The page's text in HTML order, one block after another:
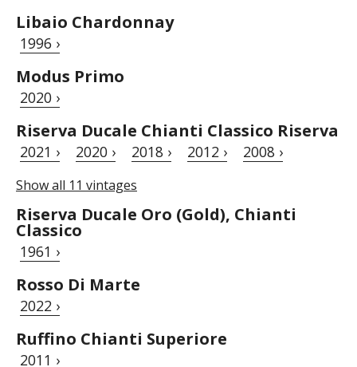
Libaio Chardonnay
1996 ›
Modus Primo
2020 ›
Riserva Ducale Chianti Classico Riserva
2021 › 2020 › 2018 › 2012 › 2008 ›
Show all 11 vintages
Riserva Ducale Oro (Gold), Chianti
Classico
1961 ›
Rosso Di Marte
2022 ›
Ruffino Chianti Superiore
2011 ›